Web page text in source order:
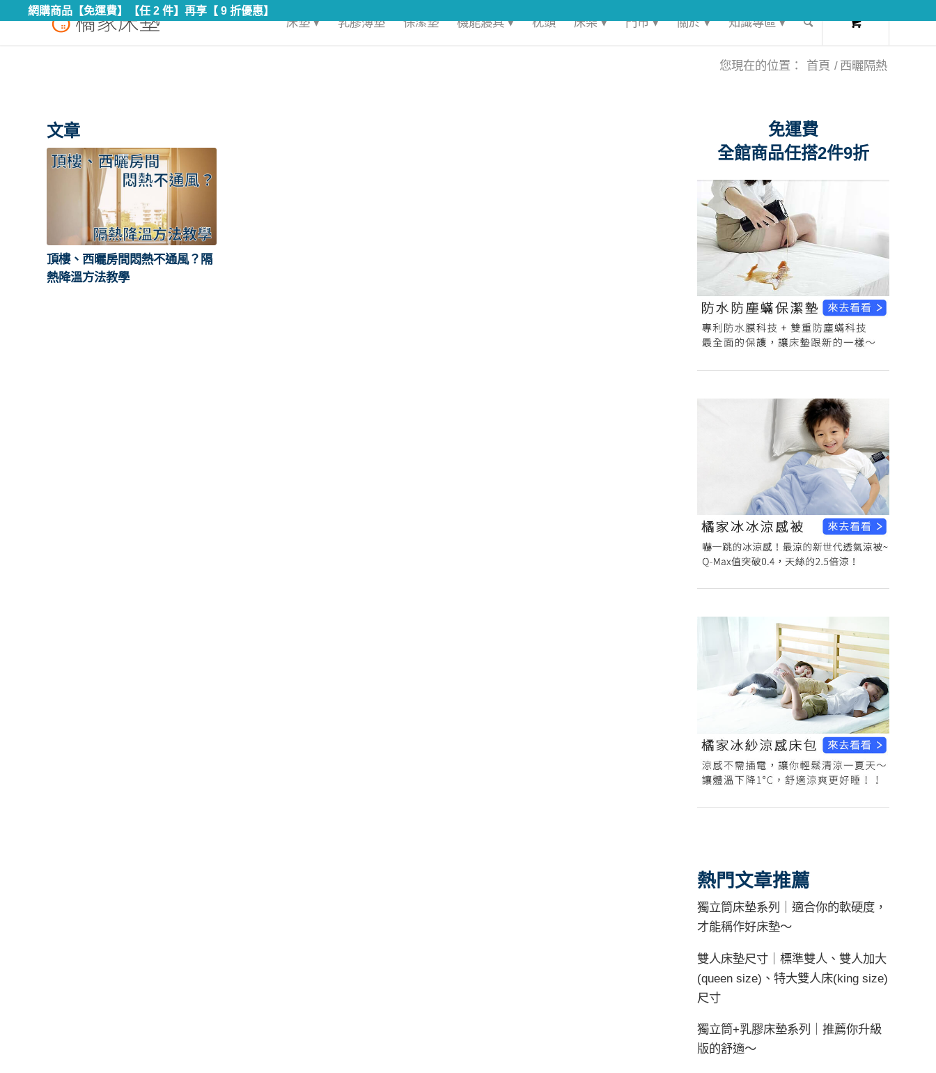
網購商品【免運費】【任 2 件】再享【 9 折優惠】
床墊 ▾ 乳膠薄墊 保潔墊 機能寢具 ▾ 枕頭 床架 ▾ 門市 ▾ 關於 ▾ 知識專區 ▾
您現在的位置： 首頁 / 西曬隔熱
文章
頂樓、西曬房間悶熱不通風？隔
熱降溫方法教學
免運費
全館商品任搭2件9折
熱門文章推薦
獨立筒床墊系列｜適合你的軟硬度，
才能稱作好床墊～
雙人床墊尺寸｜標準雙人、雙人加大
(queen size)、特大雙人床(king size)
尺寸
獨立筒+乳膠床墊系列｜推薦你升級
版的舒適～